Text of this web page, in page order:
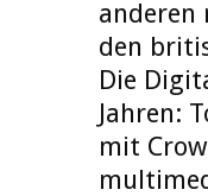
anderen
den
Die
Jahren:
mit